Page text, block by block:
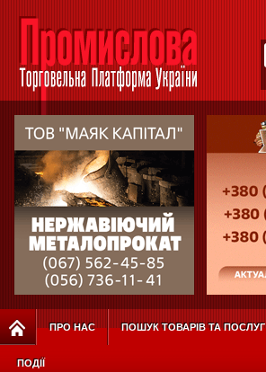
ПРО НАС ПОШУК ТОВАРІВ ТА ПОСЛУГ
ПОДІЇ